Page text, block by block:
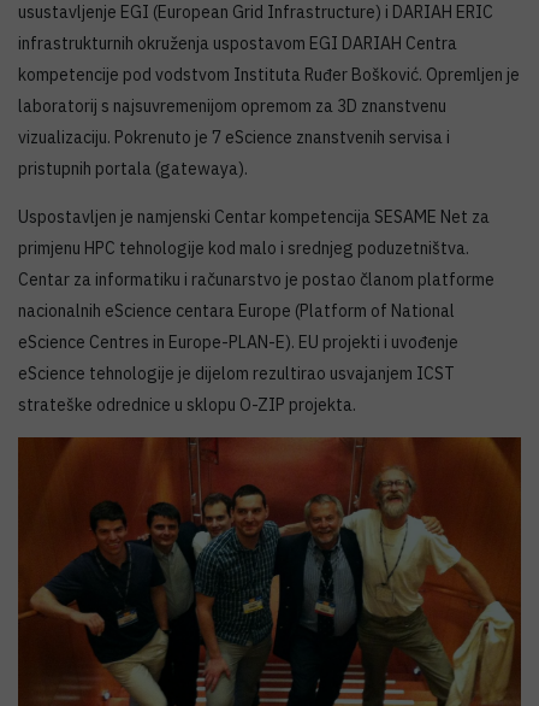
usustavljenje EGI (European Grid Infrastructure) i DARIAH ERIC
infrastrukturnih okruženja uspostavom EGI DARIAH Centra
kompetencije pod vodstvom Instituta Ruđer Bošković. Opremljen je
laboratorij s najsuvremenijom opremom za 3D znanstvenu
vizualizaciju. Pokrenuto je 7 eScience znanstvenih servisa i
pristupnih portala (gatewaya).
Uspostavljen je namjenski Centar kompetencija SESAME Net za
primjenu HPC tehnologije kod malo i srednjeg poduzetništva.
Centar za informatiku i računarstvo je postao članom platforme
nacionalnih eScience centara Europe (Platform of National
eScience Centres in Europe-PLAN-E). EU projekti i uvođenje
eScience tehnologije je dijelom rezultirao usvajanjem ICST
strateške odrednice u sklopu O-ZIP projekta.